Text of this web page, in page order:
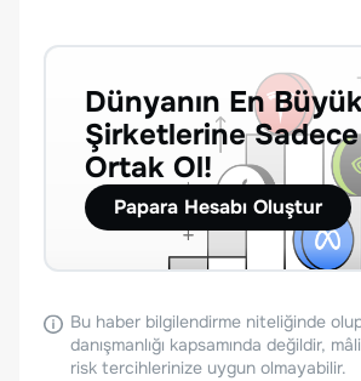
Dünyanın En
Şirketlerine
Ortak Ol!
Papara Hesabı Oluştur
Bu haber bilgilendirme niteliğinde olup
danışmanlığı kapsamında değildir,
risk tercihlerinize uygun olmayabilir.